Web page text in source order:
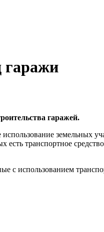
гаражи
гаражей.
земельных
есть транспортное
с использованием